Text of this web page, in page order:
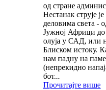
од стране
Нестанак струје
деловима света -
Јужној Африци до
олуја у САД, или
Блиском истоку.
нам падну на
(непрекидно
бот...
Прочитајте више